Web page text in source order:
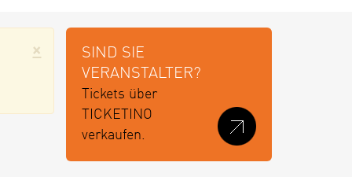
×
SIND SIE
VERANSTALTER?
Tickets über
TICKETINO
verkaufen.